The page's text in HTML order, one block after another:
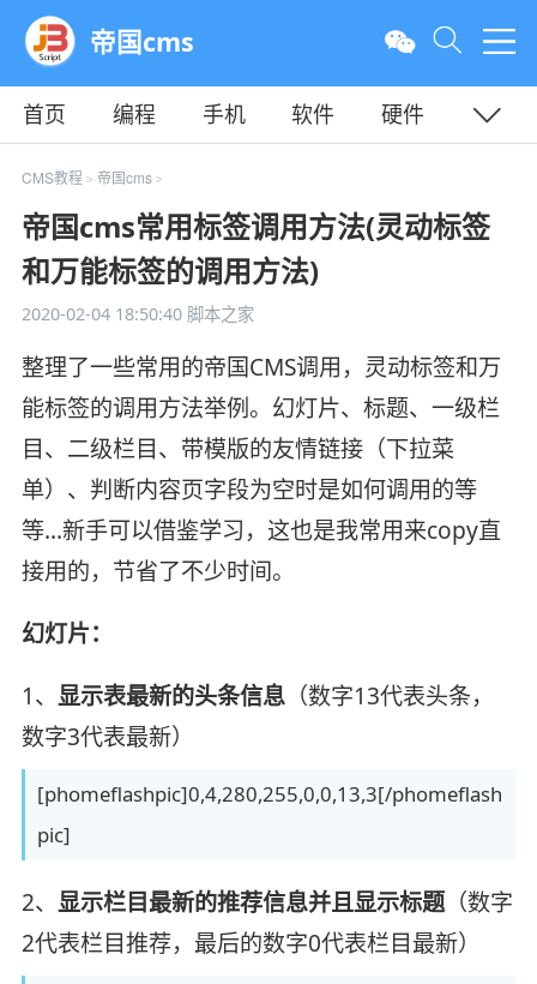
帝国cms
首页 编程 手机 软件
硬件
教程
平面
CMS教程 > 帝国cms>
帝国cms常用标签调用方法(灵动标签
和万能标签的调用方法)
2020-02-04 18:50:40脚本之家
整理了一些常用的帝国CMS调用，灵动标签和万
能标签的调用方法举例。幻灯片、标题、一级栏
目、二级栏目、带模版的友情链接（下拉菜
单）、判断内容页字段为空时是如何调用的等
等...新手可以借鉴学习，这也是我常用来copy直
接用的，节省了不少时间。
幻灯片：
1、 显示表最新的头条信息（数字13代表头条，
数字3代表最新）
[phomeflashpic]0,4,280,255,0,0,13,3[/phomeflash
pic]
2、 显示栏目最新的推荐信息并且显示标题（数字
2代表栏目推荐，最后的数字0代表栏目最新）